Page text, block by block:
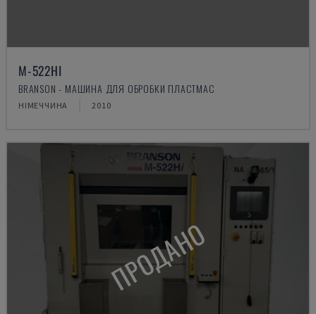
M-522HI
BRANSON - МАШИНА ДЛЯ ОБРОБКИ ПЛАСТМАС
НІМЕЧЧИНА 2010
ПРОДАНО